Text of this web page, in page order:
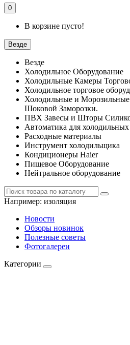
0
В корзине пусто!
Везде
Везде
Холодильное Оборудование
Холодильные Камеры
Холодильное торговое
Холодильные и
Шоковой Заморозки.
ПВХ Завесы и Шторы
Автоматика для
Расходные материалы
Инструмент холодильщика
Кондиционеры Haier
Пищевое Оборудование
Нейтральное оборудование
Например: изоляция
Новости
Обзоры новинок
Полезные советы
Фотогалереи
Категории